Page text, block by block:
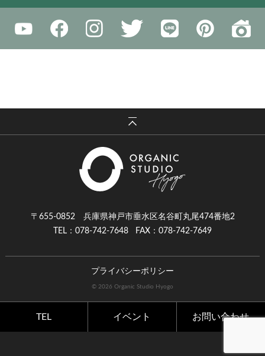
〒655-0852 兵庫県神戸市垂水区名谷町丸尾474番地2
TEL：078-742-7648
FAX：078-742-7649
プライバシーポリシー
© 2026 Organic Studio Hyogo
TEL イベント お問い合わせ